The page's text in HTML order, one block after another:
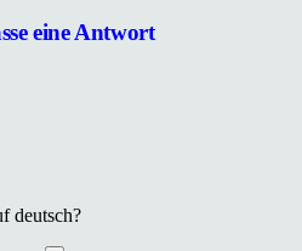
eine Antwort
deutsch?